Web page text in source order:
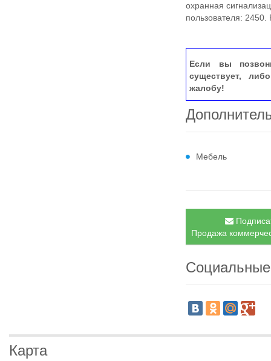
охранная
пользователя:
Если вы
существует,
жалобу!
Мебель
Продажа
Карта